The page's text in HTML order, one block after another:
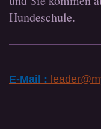
Hundeschule.
E-Mail :